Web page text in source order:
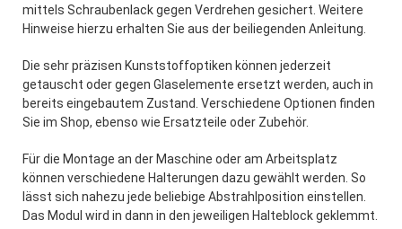
mittels Schraubenlack gegen Verdrehen gesichert. Weitere
Hinweise hierzu erhalten Sie aus der beiliegenden Anleitung.
Die sehr präzisen Kunststoffoptiken können jederzeit
getauscht oder gegen Glaselemente ersetzt werden, auch in
bereits eingebautem Zustand. Verschiedene Optionen finden
Sie im Shop, ebenso wie Ersatzteile oder Zubehör.
Für die Montage an der Maschine oder am Arbeitsplatz
können verschiedene Halterungen dazu gewählt werden. So
lässt sich nahezu jede beliebige Abstrahlposition einstellen.
Das Modul wird in dann in den jeweiligen Halteblock geklemmt.